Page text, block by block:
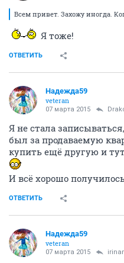
Всем привет. Захожу иногда.
Я тоже!
ОТВЕТИТЬ
Надежда59
veteran
07 марта 2015
Я не стала
был за продаваемую
купить ещё другую и
И всё хорошо
ОТВЕТИТЬ
Надежда59
veteran
07 марта 2015